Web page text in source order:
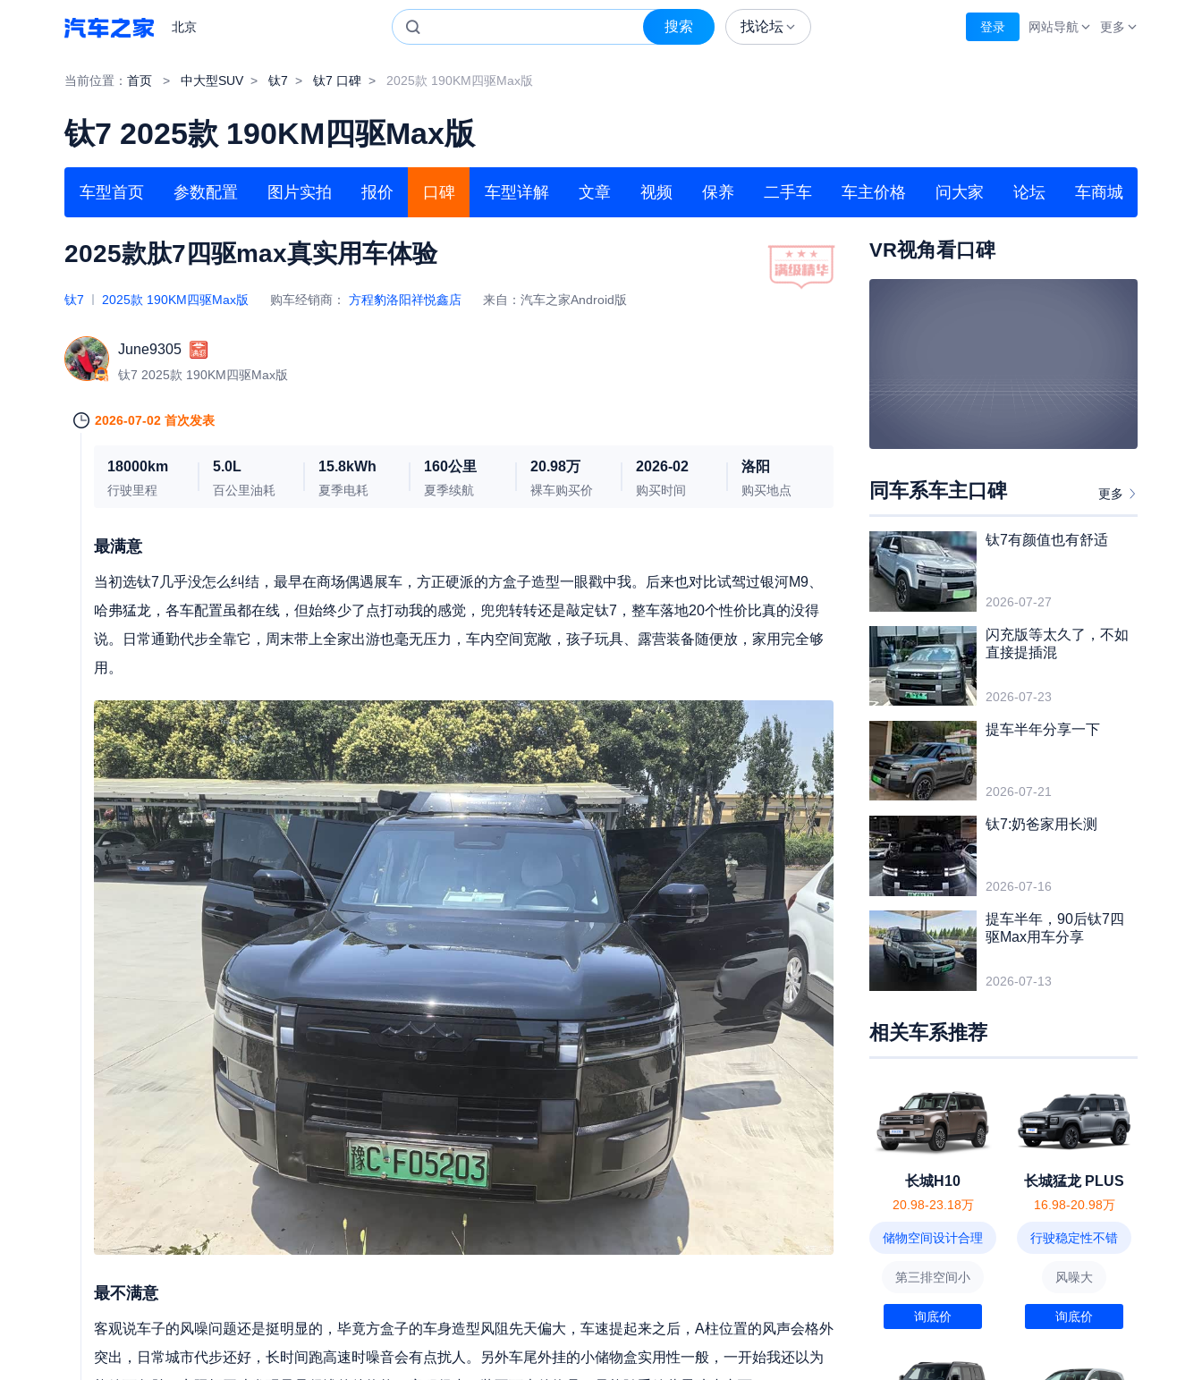
北京 搜索 找论坛 登录 网站导航 更多
当前位置： 首页 > 中大型SUV > 钛7 > 钛7 口碑 > 2025款 190KM四驱Max版
钛7 2025款 190KM四驱Max版
车型首页 参数配置 图片实拍 报价 口碑 车型详解 文章 视频 保养 二手车 车主价格 问大家 论坛 车商城
2025款肽7四驱max真实用车体验
钛7 2025款 190KM四驱Max版 购车经销商： 方程豹洛阳祥悦鑫店 来自：汽车之家Android版
June9305
钛7 2025款 190KM四驱Max版
2026-07-02 首次发表
18000km
行驶里程
5.0L
百公里油耗
15.8kWh
夏季电耗
160公里
夏季续航
20.98万
裸车购买价
2026-02
购买时间
洛阳
购买地点
最满意
当初选钛7几乎没怎么纠结，最早在商场偶遇展车，方正硬派的方盒子造型一眼戳中我。后来也对比试驾过银河M9、
哈弗猛龙，各车配置虽都在线，但始终少了点打动我的感觉，兜兜转转还是敲定钛7，整车落地20个性价比真的没得
说。日常通勤代步全靠它，周末带上全家出游也毫无压力，车内空间宽敞，孩子玩具、露营装备随便放，家用完全够
用。
最不满意
客观说车子的风噪问题还是挺明显的，毕竟方盒子的车身造型风阻先天偏大，车速提起来之后，A柱位置的风声会格外
突出，日常城市代步还好，长时间跑高速时噪音会有点扰人。另外车尾外挂的小储物盒实用性一般，一开始我还以为
VR视角看口碑
同车系车主口碑 更多
钛7有颜值也有舒适
2026-07-27
闪充版等太久了，不如
直接提插混
2026-07-23
提车半年分享一下
2026-07-21
钛7:奶爸家用长测
2026-07-16
提车半年，90后钛7四
驱Max用车分享
2026-07-13
相关车系推荐
长城H10
20.98-23.18万
储物空间设计合理
第三排空间小
询底价
长城猛龙 PLUS
16.98-20.98万
行驶稳定性不错
风噪大
询底价